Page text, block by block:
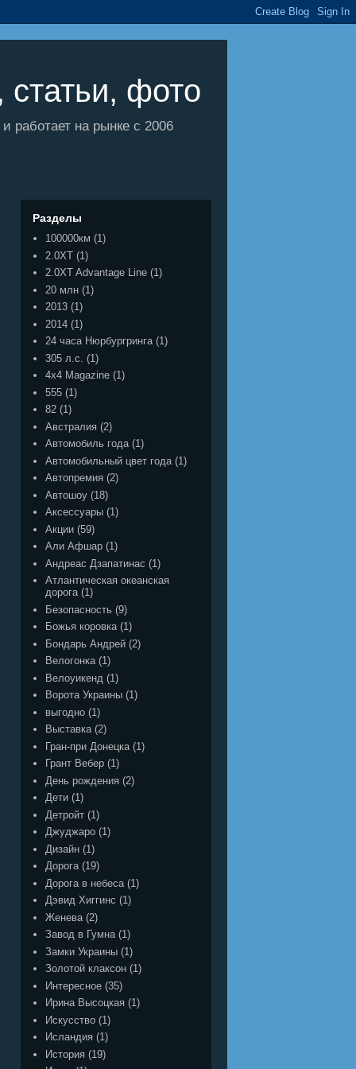
фото
работает на рынке с 2006
Разделы
100000км (1)
2.0XT (1)
2.0XT Advantage Line (1)
20 млн (1)
2013 (1)
2014 (1)
24 часа Нюрбургринга (1)
305 л.с.
(1)
4x4 Magazine (1)
555 (1)
82 (1)
Австралия (2)
Автомобиль года (1)
Автомобильный цвет года (1)
Автопремия (2)
Автошоу (18)
Аксессуары (1)
Акции (59)
Али Афшар (1)
Андреас Дзапатинас (1)
Атлантическая океанская
дорога (1)
Безопасность (9)
Божья коровка (1)
Бондарь Андрей (2)
Велогонка (1)
Велоуикенд (1)
Ворота Украины (1)
выгодно (1)
Выставка (2)
Гран-при Донецка (1)
Грант Вебер (1)
День рождения (2)
Дети (1)
Детройт (1)
Джуджаро (1)
Дизайн (1)
Дорога (19)
Дорога в небеса (1)
Дэвид Хиггинс (1)
Женева (2)
Завод в Гумна (1)
Замки Украины (1)
Золотой клаксон (1)
Интересное (35)
Ирина Высоцкая (1)
Искусство (1)
Исландия (1)
История (19)